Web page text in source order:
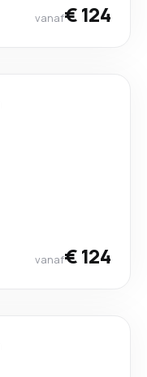
vanaf€ 124
vanaf€ 124